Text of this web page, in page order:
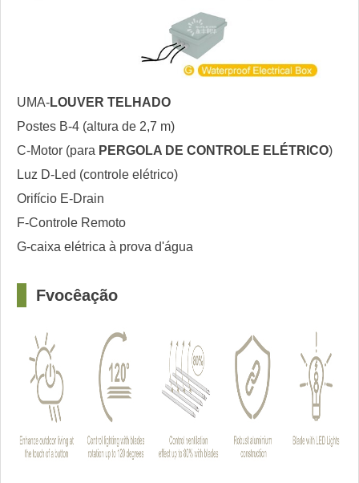
UMA-LOUVER TELHADO
Postes B-4 (altura de 2,7 m)
C-Motor (para PERGOLA DE CONTROLE ELÉTRICO)
Luz D-Led (controle elétrico)
Orifício E-Drain
F-Controle Remoto
G-caixa elétrica à prova d'água
Fvocêação